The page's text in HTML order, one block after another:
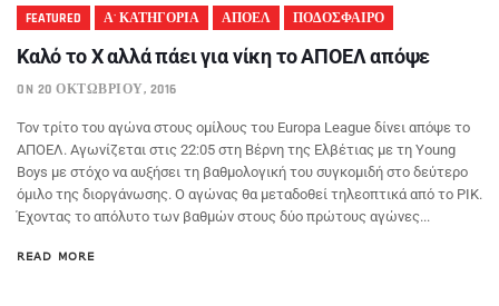
FEATURED Α' ΚΑΤΗΓΟΡΙΑ ΑΠΟΕΛ ΠΟΔΟΣΦΑΙΡΟ
Καλό το Χ αλλά πάει για νίκη το ΑΠΟΕΛ απόψε
ON 20 ΟΚΤΩΒΡΊΟΥ, 2016
Τον τρίτο του αγώνα στους ομίλους του Europa League δίνει απόψε το
ΑΠΟΕΛ. Αγωνίζεται στις 22:05 στη Βέρνη της Ελβέτιας με τη Young
Boys με στόχο να αυξήσει τη βαθμολογική του συγκομιδή στο δεύτερο
όμιλο της διοργάνωσης. Ο αγώνας θα μεταδοθεί τηλεοπτικά από το ΡΙΚ.
Έχοντας το απόλυτο των βαθμών στους δύο πρώτους αγώνες...
READ MORE